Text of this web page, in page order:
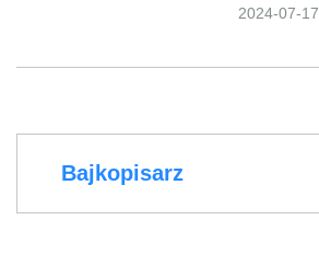
2024-07-17
Bajkopisarz